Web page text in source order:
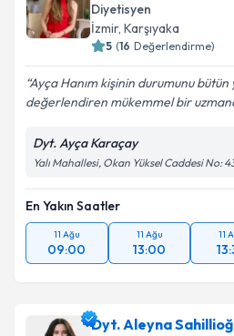
Diyetisyen
İzmir, Karşıyaka
5 (16 Değerlendirme)
Ayça Hanım kişinin durumunu
değerlendiren mükemmel bir
Dyt. Ayça Karaçay
Yalı Mahallesi, Okan Yüksel Caddesi No:
En Yakın Saatler
11 Ağu
09:00
11 Ağu
13:00
11
Dyt. Aleyna